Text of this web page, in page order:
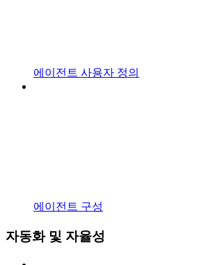
에이전트 사용자 정의
에이전트 구성
자동화 및 자율성